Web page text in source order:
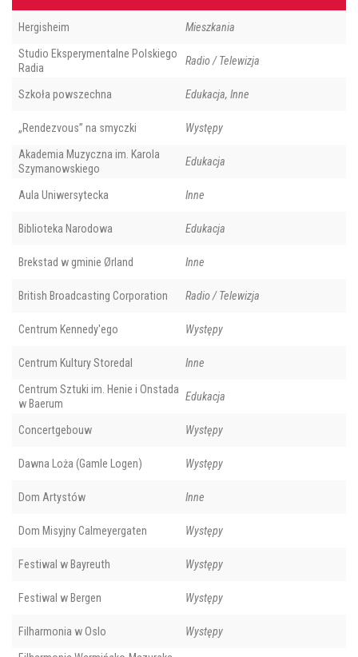
Hergisheim Mieszkania
Studio Eksperymentalne Polskiego
Radia
Radio / Telewizja
Szkoła powszechna Edukacja, Inne
„Rendezvous” na smyczki Występy
Akademia Muzyczna im. Karola
Szymanowskiego
Edukacja
Aula Uniwersytecka Inne
Biblioteka Narodowa Edukacja
Brekstad w gminie Ørland Inne
British Broadcasting Corporation Radio / Telewizja
Centrum Kennedy'ego Występy
Centrum Kultury Storedal Inne
Centrum Sztuki im. Henie i Onstada
w Baerum
Edukacja
Concertgebouw Występy
Dawna Loża (Gamle Logen) Występy
Dom Artystów Inne
Dom Misyjny Calmeyergaten Występy
Festiwal w Bayreuth Występy
Festiwal w Bergen Występy
Filharmonia w Oslo Występy